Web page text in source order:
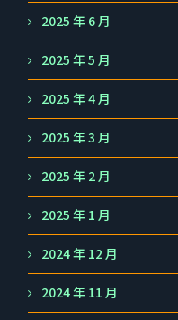
2025 年 6 月
2025 年 5 月
2025 年 4 月
2025 年 3 月
2025 年 2 月
2025 年 1 月
2024 年 12 月
2024 年 11 月